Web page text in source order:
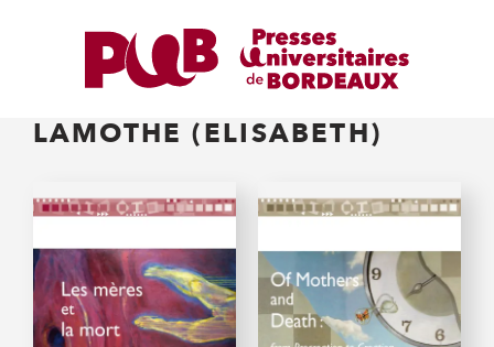
LAMOTHE (ELISABETH)